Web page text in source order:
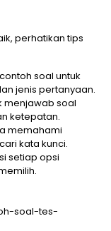
perhatikan tips
soal untuk
jenis pertanyaan.
menjawab soal
ketepatan.
memahami
kata kunci.
setiap opsi
soal-tes-